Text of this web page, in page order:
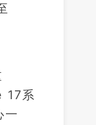
17系
一